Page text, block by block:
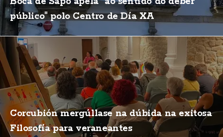
público" polo Centro de Día XA
Corcubión mergúllase na dúbida na exitosa
Filosofía para veraneantes